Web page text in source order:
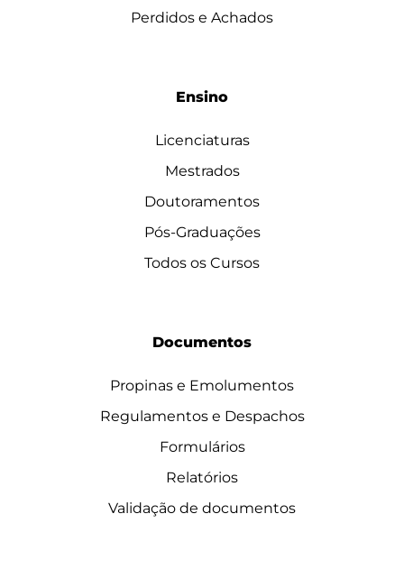
Perdidos e Achados
Ensino
Licenciaturas
Mestrados
Doutoramentos
Pós-Graduações
Todos os Cursos
Documentos
Propinas e Emolumentos
Regulamentos e Despachos
Formulários
Relatórios
Validação de documentos